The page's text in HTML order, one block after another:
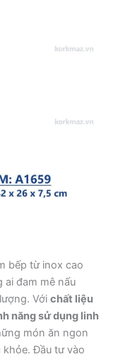
bếp từ inox cao
đam mê nấu
Với chất liệu
năng sử dụng linh
món ăn ngon
khỏe. Đầu tư vào